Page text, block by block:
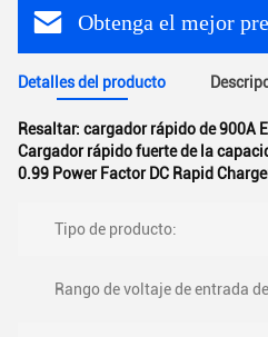
Obtenga el mejor
Detalles del producto
Resaltar: cargador rápido de 900A
Cargador rápido fuerte de la
0.99 Power Factor DC Rapid
Tipo de producto:
Rango de voltaje de entrada